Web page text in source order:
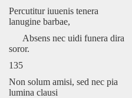
Percutitur iuuenis tenera
lanugine barbae,
Absens nec uidi funera dira
soror.
135
Non solum amisi, sed nec pia
lumina clausi